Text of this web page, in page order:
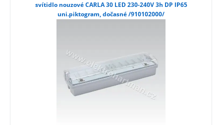
svítidlo nouzové CARLA 30 LED 230-240V 3h DP IP65
uni.piktogram, dočasné /910102000/